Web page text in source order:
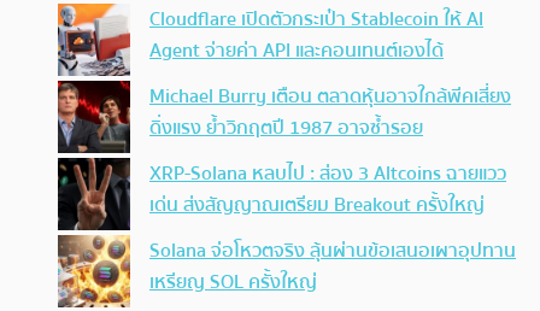
Cloudflare เปิดตัวกระเป๋า Stablecoin ให้ AI
Agent จ่ายค่า API และคอนเทนต์เองได้
Michael Burry เตือน ตลาดหุ้นอาจใกล้พีคเสี่ยง
ดิ่งแรง ย้ำวิกฤตปี 1987 อาจซ้ำรอย
XRP-Solana หลบไป : ส่อง 3 Altcoins ฉายแวว
เด่น ส่งสัญญาณเตรียม Breakout ครั้งใหญ่
Solana จ่อโหวตจริง ลุ้นผ่านข้อเสนอเผาอุปทาน
เหรียญ SOL ครั้งใหญ่